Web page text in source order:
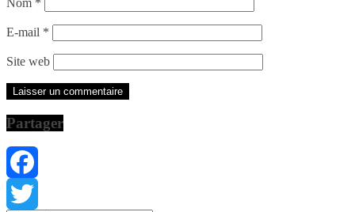
Nom *
E-mail *
Site web
Partager
Facebook